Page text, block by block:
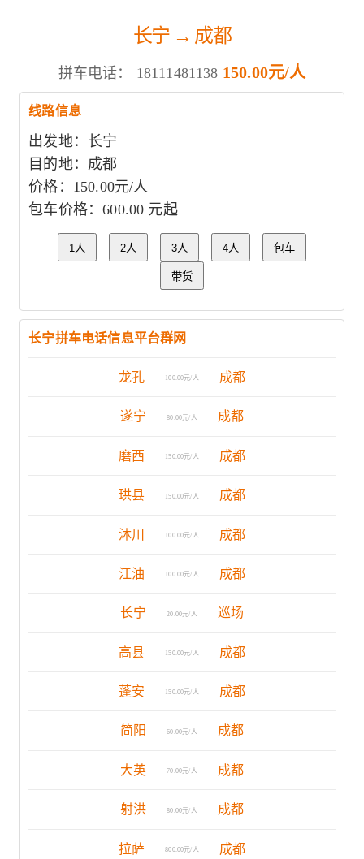
长宁 → 成都
拼车电话： 18111481138 150.00元/人
线路信息
出发地：长宁
目的地：成都
价格：150.00元/人
包车价格：600.00 元起
1人 2人 3人 4人 包车
带货
长宁拼车电话信息平台群网
龙孔 100.00元/人 成都
遂宁 80.00元/人 成都
磨西 150.00元/人 成都
珙县 150.00元/人 成都
沐川 100.00元/人 成都
江油 100.00元/人 成都
长宁 20.00元/人 巡场
高县 150.00元/人 成都
蓬安 150.00元/人 成都
简阳 60.00元/人 成都
大英 70.00元/人 成都
射洪 80.00元/人 成都
拉萨 800.00元/人 成都